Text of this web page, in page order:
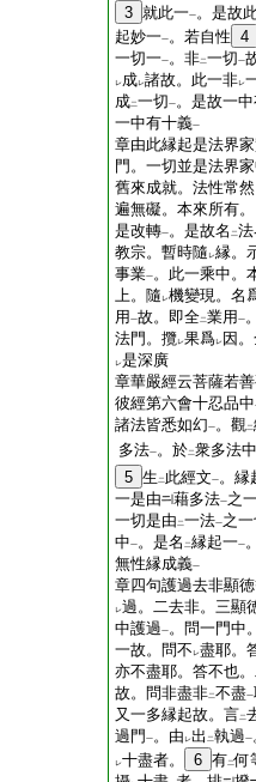
3 就此一一。是故
起妙一一。若自性 4
一切一一。非二一切一
レ成レ諸故。此一非レ
成二一切一。是故一
一中有十義一
章由此縁起是法界
門。一切並是法界
舊來成就。法性常
遍無礙。本來所有
是改轉一。是故名 二
教宗。暫時隨 レ縁。
事業一。此一乘中。
上。隨 レ機變現。名
用 一故。即全二業用 一
法門。攬レ果爲レ 因
レ是深廣
章華嚴經云菩薩若
彼經第六會十忍品中
諸法皆悉如幻一。觀二
多法一。於二衆多法中
5 生 二 此經文一。縁
一是由
藉多法一之
一切是由 二一法一之
中一。是名 二縁起一一
無性縁成義一
章四句護過去非顯
レ過。二去非。三顯
中護過一。問一門中
一故。問不 レ盡耶。
亦不盡耶。答不也
故。問非盡非二不盡一
又一多縁起故。言二
過門 一。由 レ出 二執過一
レ十盡者。 6 有二何